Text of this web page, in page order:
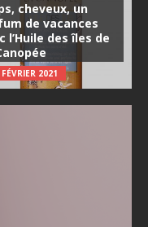
cheveux, un
de vacances
l’Huile des îles de
2021